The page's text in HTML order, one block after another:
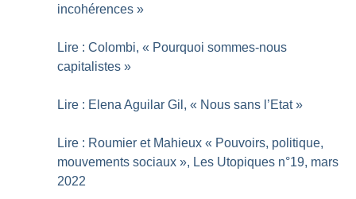
incohérences »
Lire : Colombi, « Pourquoi sommes-nous
capitalistes »
Lire : Elena Aguilar Gil, « Nous sans l’Etat »
Lire : Roumier et Mahieux « Pouvoirs, politique,
mouvements sociaux », Les Utopiques n°19, mars
2022